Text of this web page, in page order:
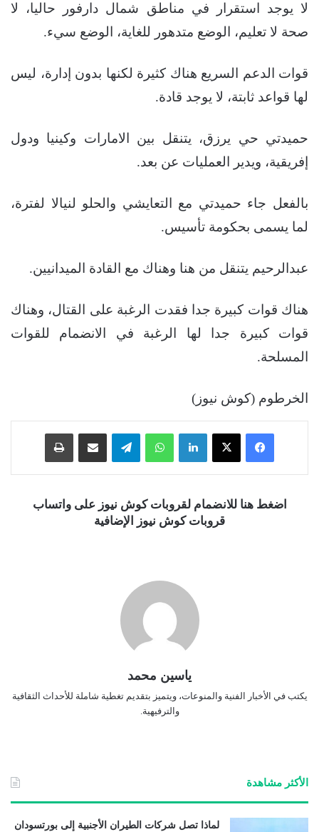
لا يوجد استقرار في مناطق شمال دارفور حاليا، لا
صحة لا تعليم، الوضع متدهور للغاية، الوضع سيء.
قوات الدعم السريع هناك كثيرة لكنها بدون إدارة، ليس
لها قواعد ثابتة، لا يوجد قادة.
حميدتي حي يرزق، يتنقل بين الامارات وكينيا ودول
إفريقية، ويدير العمليات عن بعد.
بالفعل جاء حميدتي مع التعايشي والحلو لنيالا لفترة،
لما يسمى بحكومة تأسيس.
عبدالرحيم يتنقل من هنا وهناك مع القادة الميدانيين.
هناك قوات كبيرة جدا فقدت الرغبة على القتال، وهناك
قوات كبيرة جدا لها الرغبة في الانضمام للقوات
المسلحة.
الخرطوم (كوش نيوز)
فيسبوك ‫X لينكدإن واتساب تيلقرام
اضغط هنا للانضمام لقروبات كوش نيوز على واتساب
قروبات كوش نيوز الإضافية
ياسين محمد
يكتب في الأخبار الفنية والمنوعات، ويتميز بتقديم تغطية شاملة للأحداث الثقافية
والترفيهية.
الأكثر مشاهدة
لماذا تصل شركات الطيران الأجنبية إلى بورتسودان